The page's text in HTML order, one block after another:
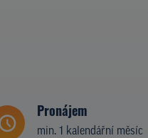
Pronájem
min. 1 kalendářní měsíc